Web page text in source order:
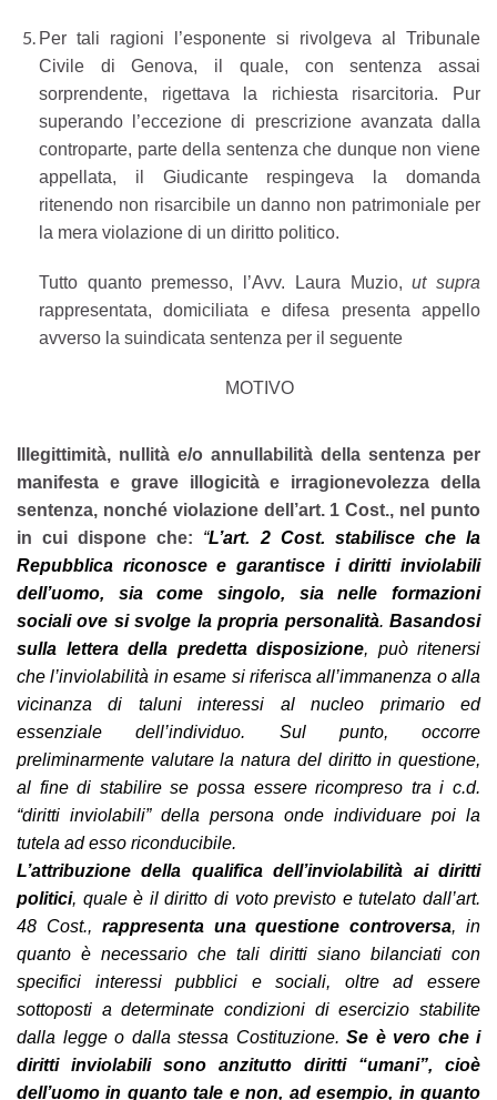
Per tali ragioni l’esponente si rivolgeva al Tribunale
Civile di Genova, il quale, con sentenza assai
sorprendente, rigettava la richiesta risarcitoria. Pur
superando l’eccezione di prescrizione avanzata dalla
controparte, parte della sentenza che dunque non viene
appellata, il Giudicante respingeva la domanda
ritenendo non risarcibile un danno non patrimoniale per
la mera violazione di un diritto politico.
Tutto quanto premesso, l’Avv. Laura Muzio,ut supra
rappresentata, domiciliata e difesa presenta appello
avverso la suindicata sentenza per il seguente
MOTIVO
Illegittimità, nullità e/o annullabilità della sentenza per
manifesta e grave illogicità e irragionevolezza della
sentenza, nonché violazione dell’art. 1 Cost., nel punto
in cui dispone che: “L’art. 2 Cost. stabilisce che la
Repubblica riconosce e garantisce i diritti inviolabili
dell’uomo, sia come singolo, sia nelle formazioni
sociali ove si svolge la propria personalità.Basandosi
sulla lettera della predetta disposizione, può ritenersi
che l’inviolabilità in esame si riferisca all’immanenza o alla
vicinanza di taluni interessi al nucleo primario ed
essenziale dell’individuo. Sul punto, occorre
preliminarmente valutare la natura del diritto in questione,
al fine di stabilire se possa essere ricompreso tra i c.d.
“diritti inviolabili” della persona onde individuare poi la
tutela ad esso riconducibile.
L’attribuzione della qualifica dell’inviolabilità ai diritti
politici, quale è il diritto di voto previsto e tutelato dall’art.
48 Cost., rappresenta una questione controversa, in
quanto è necessario che tali diritti siano bilanciati con
specifici interessi pubblici e sociali, oltre ad essere
sottoposti a determinate condizioni di esercizio stabilite
dalla legge o dalla stessa Costituzione. Se è vero che i
diritti inviolabili sono anzitutto diritti “umani”, cioè
dell’uomo in quanto tale e non, ad esempio, in quanto